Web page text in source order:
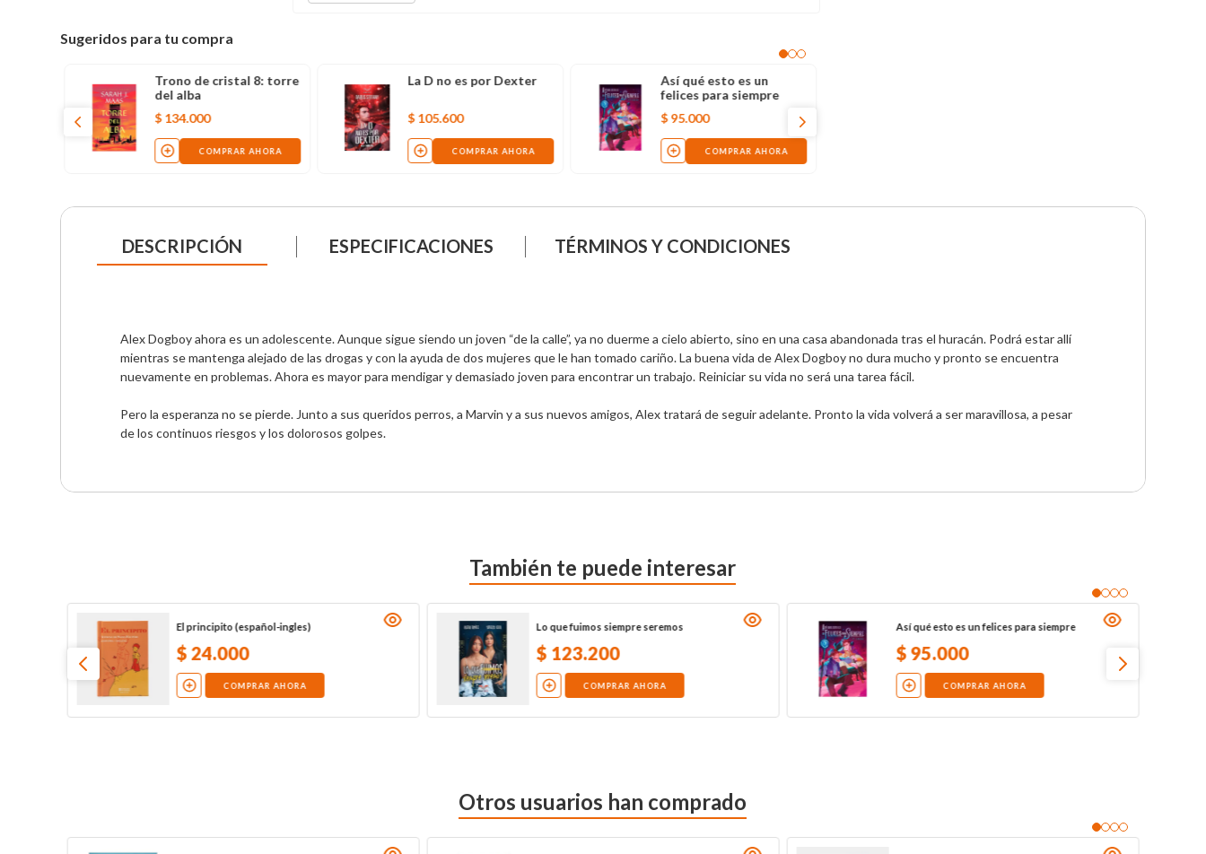
Sugeridos para tu compra
Trono de cristal 8: torre
del alba
$ 134.000
COMPRAR AHORA
La D no es por Dexter
$ 105.600
COMPRAR AHORA
Así qué esto es un
felices para siempre
$ 95.000
COMPRAR AHORA
DESCRIPCIÓN ESPECIFICACIONES TÉRMINOS Y CONDICIONES
Alex Dogboy ahora es un adolescente. Aunque sigue siendo un joven “de la calle”, ya no duerme a cielo abierto, sino en una casa abandonada tras el huracán. Podrá estar allí
mientras se mantenga alejado de las drogas y con la ayuda de dos mujeres que le han tomado cariño. La buena vida de Alex Dogboy no dura mucho y pronto se encuentra
nuevamente en problemas. Ahora es mayor para mendigar y demasiado joven para encontrar un trabajo. Reiniciar su vida no será una tarea fácil.
Pero la esperanza no se pierde. Junto a sus queridos perros, a Marvin y a sus nuevos amigos, Alex tratará de seguir adelante. Pronto la vida volverá a ser maravillosa, a pesar
de los continuos riesgos y los dolorosos golpes.
También te puede interesar
El principito (español-ingles)
$24.000
COMPRAR AHORA
Lo que fuimos siempre seremos
$ 123.200
COMPRAR AHORA
Así qué esto es un felices para siempre
$95.000
COMPRAR AHORA
Otros usuarios han comprado